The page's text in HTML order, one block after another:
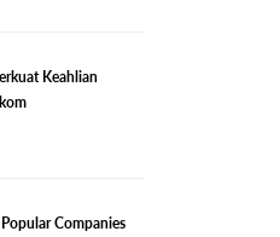
Keahlian
Companies